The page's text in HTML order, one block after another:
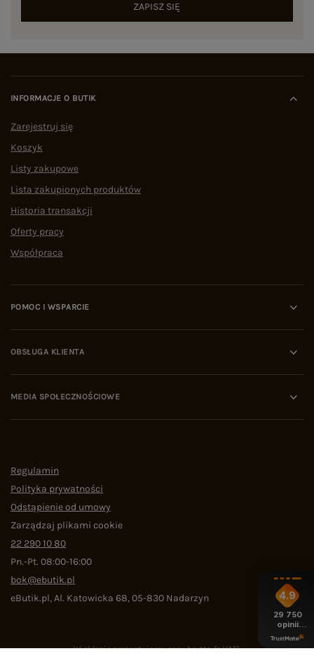
ZAPISZ SIĘ
INFORMACJE O BUTIK
Zarejestruj się
Koszyk
Listy zakupowe
Lista zakupionych produktów
Historia transakcji
Oferty pracy
Współpraca
POMOC I WSPARCIE
OBSŁUGA KLIENTA
MEDIA SPOŁECZNOŚCIOWE
Regulamin
Polityka prywatności
Odstąpienie od umowy
Zarządzaj plikami cookie
22 290 10 80
Pn.-Pt. 08:00-16:00
bok@ebutik.pl
eButik.pl,Al. Katowicka 68,05-830 Nadarzyn
W sklepie prezentujemy ceny brutto (z VAT).
4.9
29 750
opinii
z całego